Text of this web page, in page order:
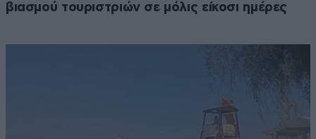
βιασμού τουριστριών σε μόλις είκοσι ημέρες